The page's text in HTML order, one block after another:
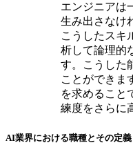
エンジニアは
生み出さなけ
こうしたスキ
析して論理的
す。こうした
ことができま
を求めること
練度をさらに
AI業界における職種とその定義